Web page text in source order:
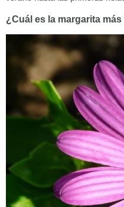
¿Cuál es la margarita